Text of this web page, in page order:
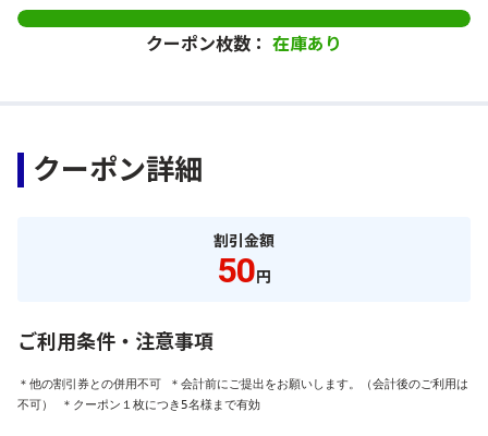
クーポン枚数： 在庫あり
クーポン詳細
割引金額
50円
ご利用条件・注意事項
＊他の割引券との併用不可 ＊会計前にご提出をお願いします。（会計後のご利用は
不可） ＊クーポン１枚につき5名様まで有効